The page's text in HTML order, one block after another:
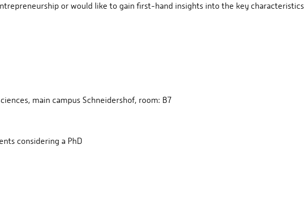
or would like to gain first-hand insights into the key characteristics
main campus Schneidershof, room: B7
considering a PhD